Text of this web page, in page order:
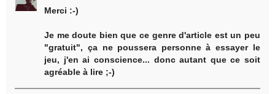
Merci :-)
Je me doute bien que ce genre d'article est un peu
"gratuit", ça ne poussera personne à essayer le
jeu, j'en ai conscience... donc autant que ce soit
agréable à lire ;-)